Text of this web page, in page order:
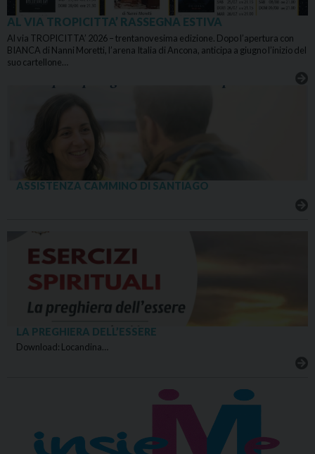
AL VIA TROPICITTA’ RASSEGNA ESTIVA
Al via TROPICITTA’ 2026 – trentanovesima edizione. Dopo l’apertura con
BIANCA di Nanni Moretti, l’arena Italia di Ancona, anticipa a giugno l’inizio del
suo cartellone…
ASSISTENZA CAMMINO DI SANTIAGO
LA PREGHIERA DELL’ESSERE
Download: Locandina…